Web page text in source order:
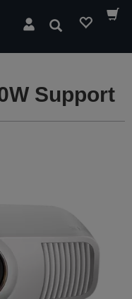
Suchen
Support